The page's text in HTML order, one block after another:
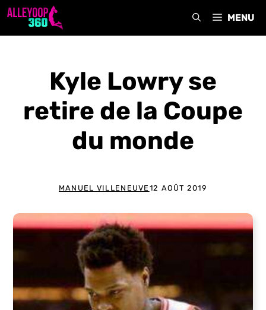
Aller
MENU
Kyle Lowry se
retire de la Coupe
du monde
MANUEL VILLENEUVE 12 AOÛT 2019